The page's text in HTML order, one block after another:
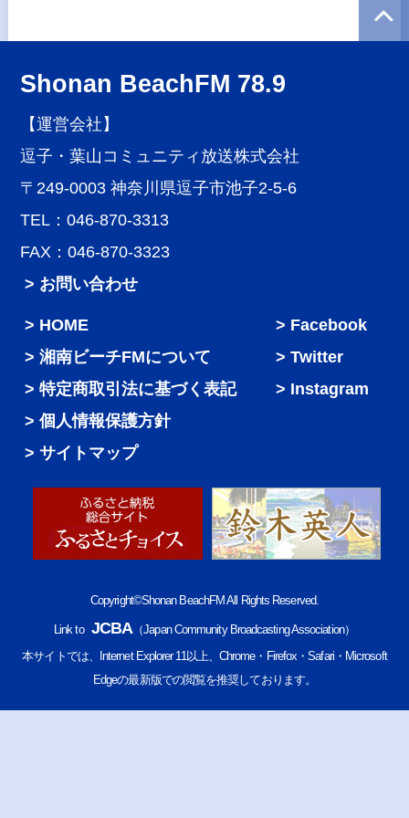
Shonan BeachFM 78.9
【運営会社】
逗子・葉山コミュニティ放送株式会社
〒249-0003 神奈川県逗子市池子2-5-6
TEL：046-870-3313
FAX：046-870-3323
> お問い合わせ
HOME
湘南ビーチFMについて
特定商取引法に基づく表記
個人情報保護方針
サイトマップ
Facebook
Twitter
Instagram
Copyright©Shonan BeachFM All Rights Reserved.
Link to JCBA（Japan Community Broadcasting Association）
本サイトでは、Internet Explorer 11以上、Chrome・Firefox・Safari・Microsoft
Edgeの最新版での閲覧を推奨しております。